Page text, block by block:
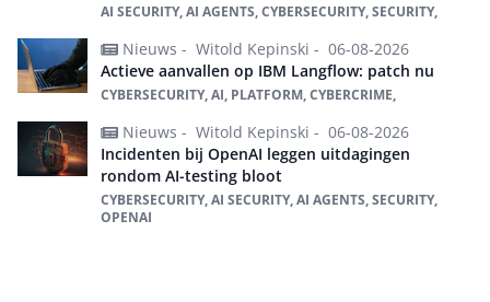
AI SECURITY, AI AGENTS, CYBERSECURITY, SECURITY,
Nieuws - Witold Kepinski - 06-08-2026
Actieve aanvallen op IBM Langflow: patch nu
CYBERSECURITY, AI, PLATFORM, CYBERCRIME,
Nieuws - Witold Kepinski - 06-08-2026
Incidenten bij OpenAI leggen uitdagingen
rondom AI-testing bloot
CYBERSECURITY, AI SECURITY, AI AGENTS, SECURITY,
OPENAI